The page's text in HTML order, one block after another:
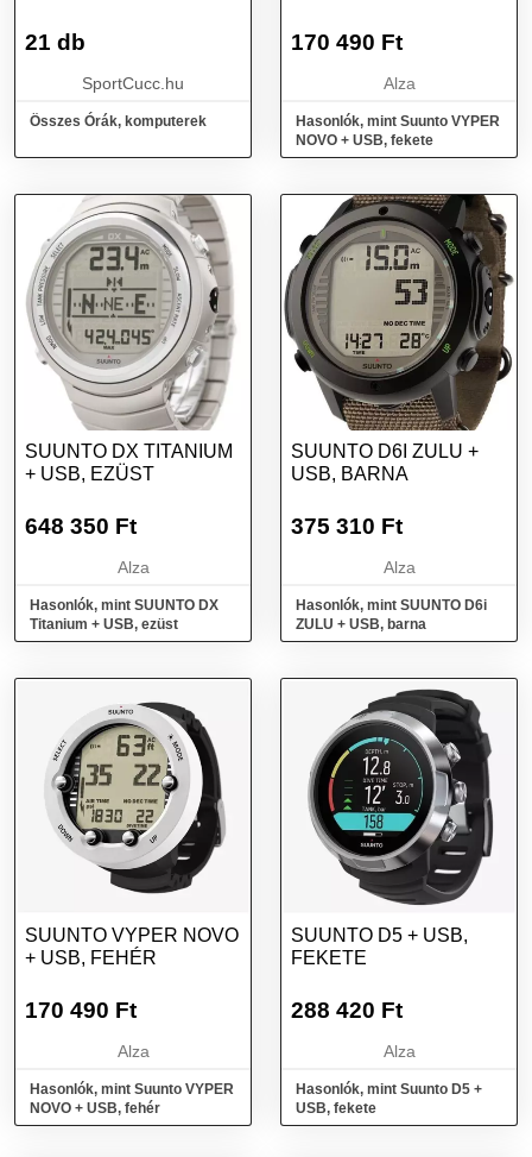
21 db
SportCucc.hu
Összes Órák, komputerek
170 490 Ft
Alza
Hasonlók, mint Suunto VYPER
NOVO + USB, fekete
SUUNTO DX TITANIUM
+ USB, EZÜST
648 350 Ft
Alza
Hasonlók, mint SUUNTO DX
Titanium + USB, ezüst
SUUNTO D6I ZULU +
USB, BARNA
375 310 Ft
Alza
Hasonlók, mint SUUNTO D6i
ZULU + USB, barna
SUUNTO VYPER NOVO
+ USB, FEHÉR
170 490 Ft
Alza
Hasonlók, mint Suunto VYPER
NOVO + USB, fehér
SUUNTO D5 + USB,
FEKETE
288 420 Ft
Alza
Hasonlók, mint Suunto D5 +
USB, fekete